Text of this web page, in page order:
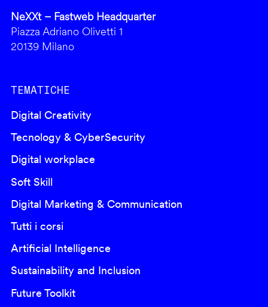
NeXXt – Fastweb Headquarter
Piazza Adriano Olivetti 1
20139 Milano
TEMATICHE
Digital Creativity
Tecnology & CyberSecurity
Digital workplace
Soft Skill
Digital Marketing & Communication
Tutti i corsi
Artificial Intelligence
Sustainability and Inclusion
Future Toolkit